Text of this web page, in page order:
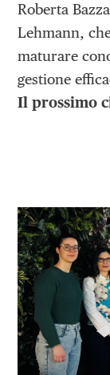
Roberta
Lehmann,
maturare
gestione
Il prossimo